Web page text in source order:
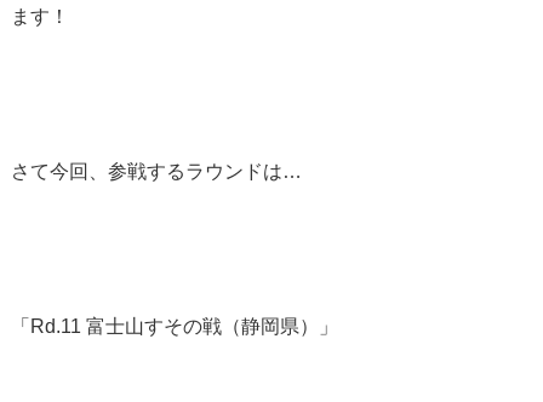
ます！
さて今回、参戦するラウンドは…
「Rd.11 富士山すその戦（静岡県）」